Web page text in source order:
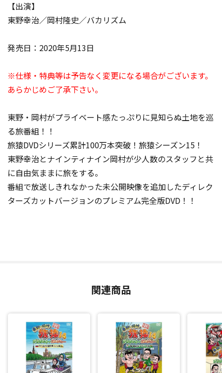
【出演】
東野幸治／岡村隆史／バカリズム
発売日：2020年5月13日
※仕様・特典等は予告なく変更になる場合がございます。
あらかじめご了承下さい。
東野・岡村がプライベート感たっぷりに見知らぬ土地を巡
る旅番組！！
旅猿DVDシリーズ累計100万本突破！旅猿シーズン15！
東野幸治とナインティナイン岡村が少人数のスタッフと共
に自由気ままに旅をする。
番組で放送しきれなかった未公開映像を追加したディレク
ターズカットバージョンのプレミアム完全版DVD！！
関連商品